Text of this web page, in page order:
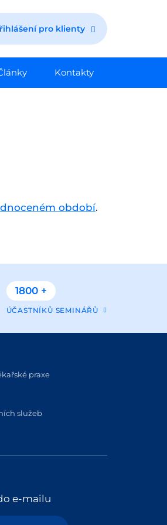
pro klienty
Kontakty
období.
1800 +
ÚČASTNÍKŮ SEMINÁŘŮ
praxe
služeb
e-mailu